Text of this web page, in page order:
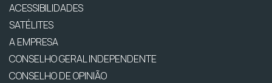
ACESSIBILIDADES
SATÉLITES
A EMPRESA
CONSELHO GERAL INDEPENDENTE
CONSELHO DE OPINIÃO